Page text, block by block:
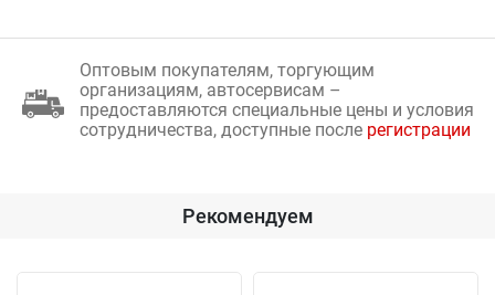
Оптовым покупателям, торгующим
организациям, автосервисам –
предоставляются специальные цены и условия
сотрудничества, доступные после регистрации
Рекомендуем